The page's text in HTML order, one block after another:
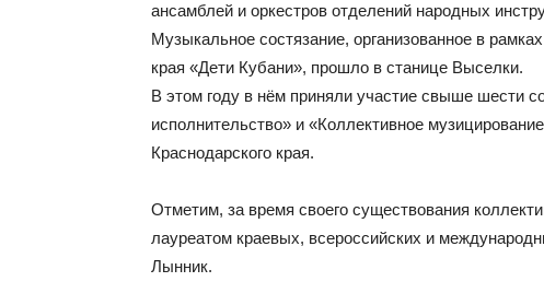
ансамблей и оркестров отделений народных
Музыкальное состязание, организованное в
края «Дети Кубани», прошло в станице Выселки.
В этом году в нём приняли участие свыше шести
исполнительство» и «Коллективное
Краснодарского края.
Отметим, за время своего существования
лауреатом краевых, всероссийских и
Лынник.